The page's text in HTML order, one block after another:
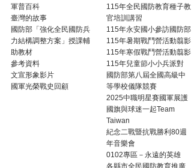
軍普百科
臺灣的故事
國防部「強化全民國防兵
力結構調整方案」授課輔
助教材
參考資料
文宣形象影片
國軍光榮戰史回顧
115年全民國防教育種子教
官培訓講習
115年永安國小參訪國防部
115年暑期戰鬥營活動翦影
115年寒假戰鬥營活動翦影
115年兒童節小小兵派對
國防部第八屆全國高級中
等學校儀隊競賽
2025中職明星賽國軍展護
國旗與球迷一起Team
Taiwan
紀念二戰暨抗戰勝利80週
年音樂會
0102專區－永遠的英雄
各縣市全民國防教育推廣